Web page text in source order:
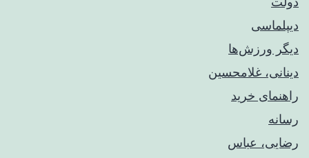
دیپلماسی
دیگر ورزش‌ها
دینانی، غلامحسین
راهنمای خريد
رسانه
رضایی، عباس